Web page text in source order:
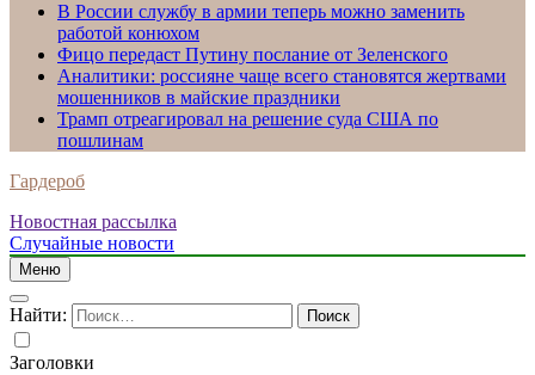
В России службу в армии теперь можно заменить
работой конюхом
Фицо передаст Путину послание от Зеленского
Аналитики: россияне чаще всего становятся жертвами
мошенников в майские праздники
Трамп отреагировал на решение суда США по
пошлинам
Гардероб
Новостная рассылка
Случайные новости
Меню
Найти:
Заголовки